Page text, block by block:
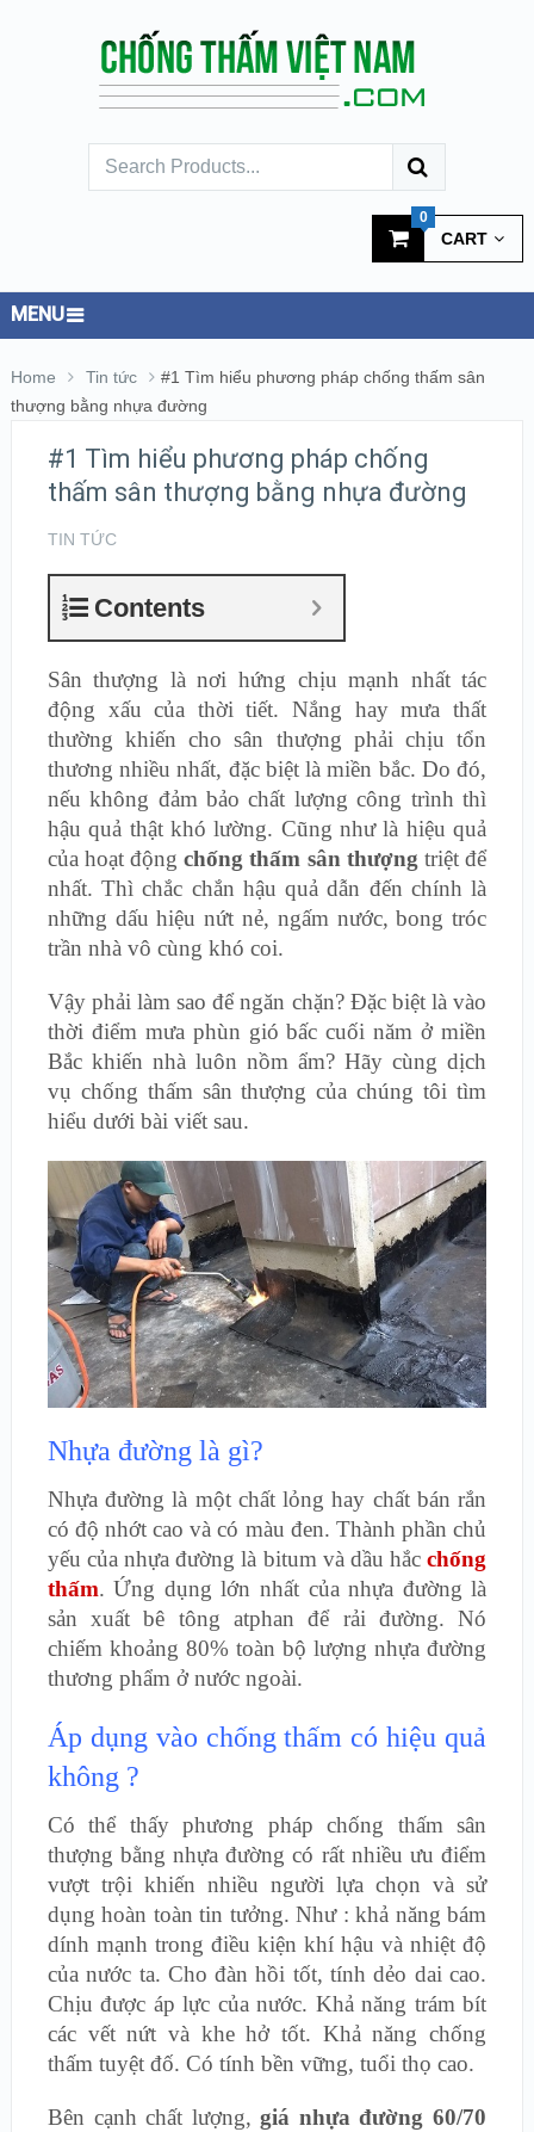
CART
0
MENU
Home Tin tức
#1 Tìm hiểu phương pháp chống thấm sân
thượng bằng nhựa đường
#1 Tìm hiểu phương pháp chống
thấm sân thượng bằng nhựa đường
TIN TỨC
Contents
Sân thượng là nơi hứng chịu mạnh nhất tác
động xấu của thời tiết. Nắng hay mưa thất
thường khiến cho sân thượng phải chịu tổn
thương nhiều nhất, đặc biệt là miền bắc. Do đó,
nếu không đảm bảo chất lượng công trình thì
hậu quả thật khó lường. Cũng như là hiệu quả
của hoạt độngchống thấm sân thượng triệt để
nhất. Thì chắc chắn hậu quả dẫn đến chính là
những dấu hiệu nứt nẻ, ngấm nước, bong tróc
trần nhà vô cùng khó coi.
Vậy phải làm sao để ngăn chặn? Đặc biệt là vào
thời điểm mưa phùn gió bấc cuối năm ở miền
Bắc khiến nhà luôn nồm ẩm? Hãy cùng dịch
vụ chống thấm sân thượng của chúng tôi tìm
hiểu dưới bài viết sau.
Nhựa đường là gì?
Nhựa đường là một chất lỏng hay chất bán rắn
có độ nhớt cao và có màu đen. Thành phần chủ
yếu của nhựa đường là bitum và dầu hắcchống
thấm. Ứng dụng lớn nhất của nhựa đường là
sản xuất bê tông atphan để rải đường. Nó
chiếm khoảng 80% toàn bộ lượng nhựa đường
thương phẩm ở nước ngoài.
Áp dụng vào chống thấm có hiệu quả
không ?
Có thể thấy phương pháp chống thấm sân
thượng bằng nhựa đường có rất nhiều ưu điểm
vượt trội khiến nhiều người lựa chọn và sử
dụng hoàn toàn tin tưởng. Như : khả năng bám
dính mạnh trong điều kiện khí hậu và nhiệt độ
của nước ta. Cho đàn hồi tốt, tính dẻo dai cao.
Chịu được áp lực của nước. Khả năng trám bít
các vết nứt và khe hở tốt. Khả năng chống
thấm tuyệt đố. Có tính bền vững, tuổi thọ cao.
Bên cạnh chất lượng,giá nhựa đường 60/70